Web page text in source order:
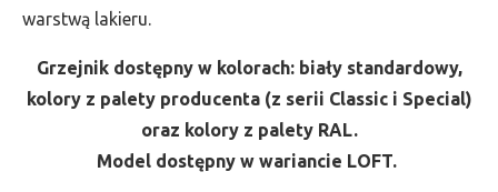
warstwą lakieru.
Grzejnik dostępny w kolorach: biały standardowy,
kolory z palety producenta (z serii Classic i Special)
oraz kolory z palety RAL.
Model dostępny w wariancie LOFT.